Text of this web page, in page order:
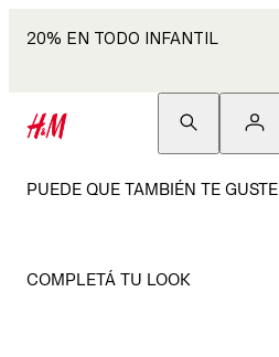
20% EN TODO INFANTIL
PUEDE QUE TAMBIÉN TE GUSTE
COMPLETÁ TU LOOK